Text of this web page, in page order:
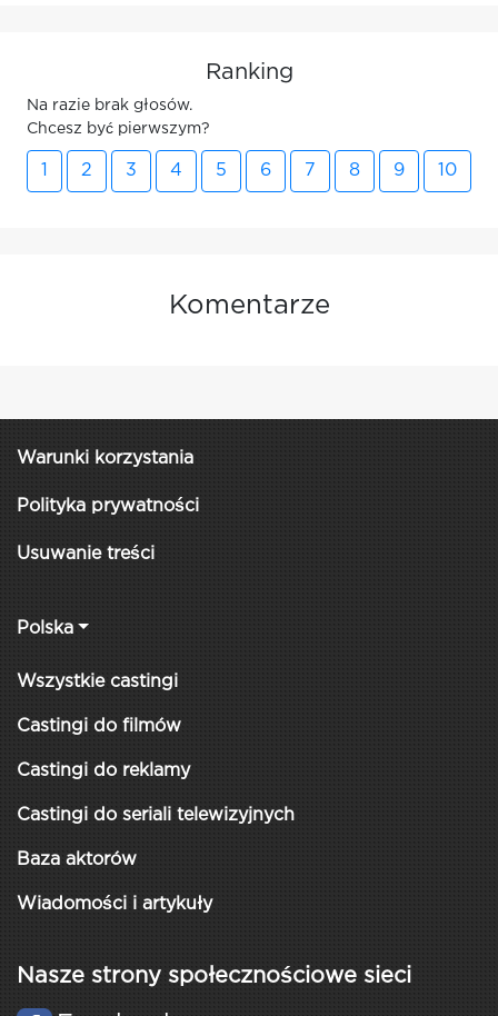
Ranking
Na razie brak głosów.
Chcesz być pierwszym?
2 3 4 5 6 7 8 9 10
Komentarze
Warunki korzystania
Polityka prywatności
Usuwanie treści
Polska
Wszystkie castingi
Castingi do filmów
Castingi do reklamy
Castingi do seriali telewizyjnych
Baza aktorów
Wiadomości i artykuły
Nasze strony społecznościowe sieci